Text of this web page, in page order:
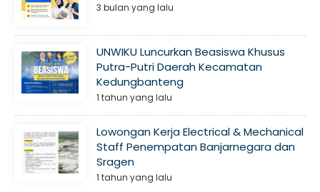
3 bulan yang lalu
UNWIKU Luncurkan Beasiswa Khusus
Putra-Putri Daerah Kecamatan
Kedungbanteng
1 tahun yang lalu
Lowongan Kerja Electrical & Mechanical
Staff Penempatan Banjarnegara dan
Sragen
1 tahun yang lalu